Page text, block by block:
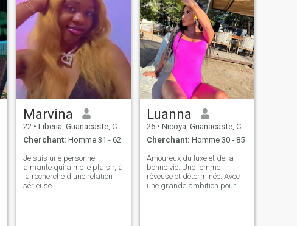
Marvina
22 • Liberia, Guanacaste, Costa Rica
Cherchant: Homme 31 - 62
Je suis une personne
aimante qui aime le plaisir, à
la recherche d'une relation
sérieuse
Luanna
26 • Nicoya, Guanacaste, Costa Rica
Cherchant: Homme 30 - 85
Amoureux du luxe et de la
bonne vie. Une femme
rêveuse et déterminée. Avec
une grande ambition pour la